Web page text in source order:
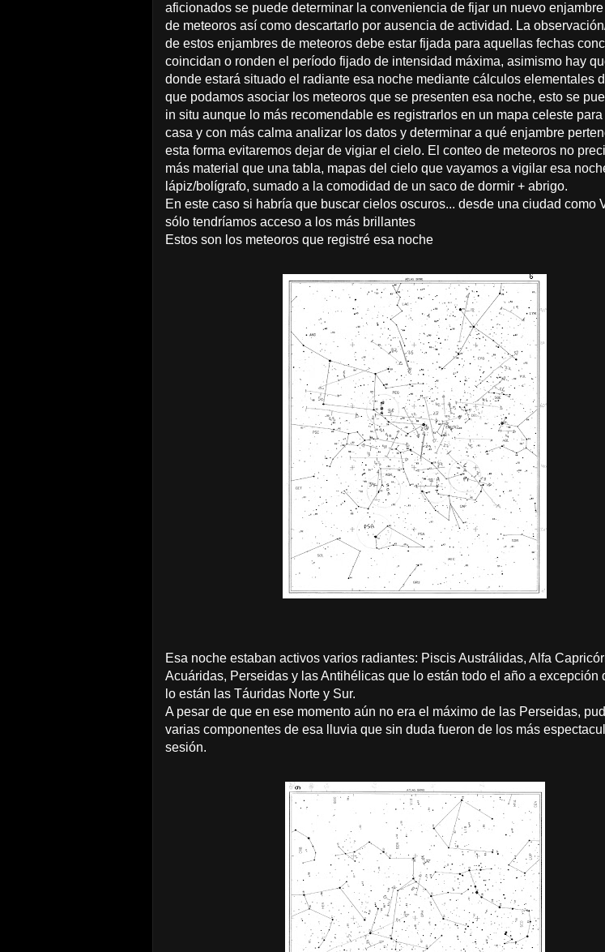
aficionados se puede determinar la conveniencia de fijar un nuevo
de meteoros así como descartarlo por ausencia de actividad. La
de estos enjambres de meteoros debe estar fijada para aquellas fechas
coincidan o ronden el período fijado de intensidad máxima, asimismo hay
donde estará situado el radiante esa noche mediante cálculos elementales
que podamos asociar los meteoros que se presenten esa noche, esto se
in situ aunque lo más recomendable es registrarlos en un mapa celeste
casa y con más calma analizar los datos y determinar a qué enjambre
esta forma evitaremos dejar de vigiar el cielo. El conteo de meteoros no
más material que una tabla, mapas del cielo que vayamos a vigilar esa
lápiz/bolígrafo, sumado a la comodidad de un saco de dormir + abrigo.
En este caso si habría que buscar cielos oscuros... desde una ciudad como
sólo tendríamos acceso a los más brillantes
Estos son los meteoros que registré esa noche
Esa noche estaban activos varios radiantes: Piscis Austrálidas, Alfa
Acuáridas, Perseidas y las Antihélicas que lo están todo el año a excepción
lo están las Táuridas Norte y Sur.
A pesar de que en ese momento aún no era el máximo de las Perseidas,
varias componentes de esa lluvia que sin duda fueron de los más
sesión.